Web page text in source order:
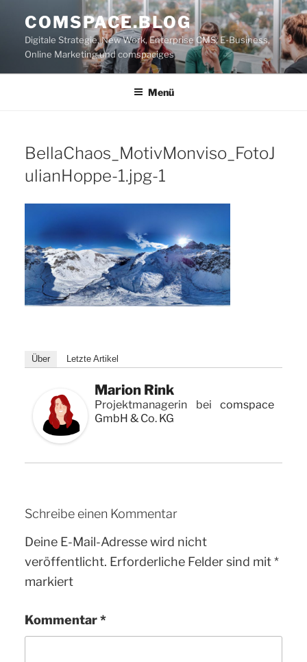
Inhalt
springen
COMSPACE.BLOG
Digitale Strategie, New Work, Enterprise CMS, E-Business,
Online Marketing und comspaciges
Menü
BellaChaos_MotivMonviso_FotoJ
ulianHoppe-1.jpg-1
Über Letzte Artikel
Marion Rink
Projektmanagerin bei comspace
GmbH & Co. KG
Schreibe einen Kommentar
Deine E-Mail-Adresse wird nicht
veröffentlicht. Erforderliche Felder sind mit*
markiert
Kommentar*